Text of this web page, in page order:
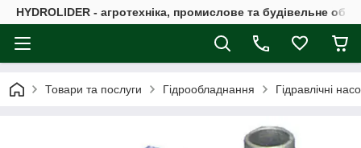
HYDROLIDER - агротехніка, промислове та будівельне
Товари та послуги Гідрообладнання Гідравлічні